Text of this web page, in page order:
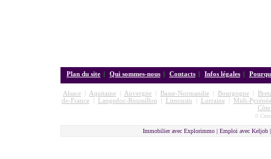
Plan du site | Qui sommes-nous | Contacts | Infos légales |
Alsace Aquitaine Auvergne Basse-Normandie Bourgogne
de-France| Langedoc-Roussillon Limousin Lorraine|
Midi-
©
Immobilier avec Explorimmo | Emploi avec Keljob